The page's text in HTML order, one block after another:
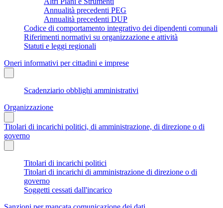
Annualità precedenti PEG
Annualità precedenti DUP
Codice di comportamento integrativo dei dipendenti comunali
Riferimenti normativi su organizzazione e attività
Statuti e leggi regionali
Oneri informativi per cittadini e imprese
Scadenziario obblighi amministrativi
Organizzazione
Titolari di incarichi politici, di amministrazione, di direzione o di
governo
Titolari di incarichi politici
Titolari di incarichi di amministrazione di direzione o di
governo
Soggetti cessati dall'incarico